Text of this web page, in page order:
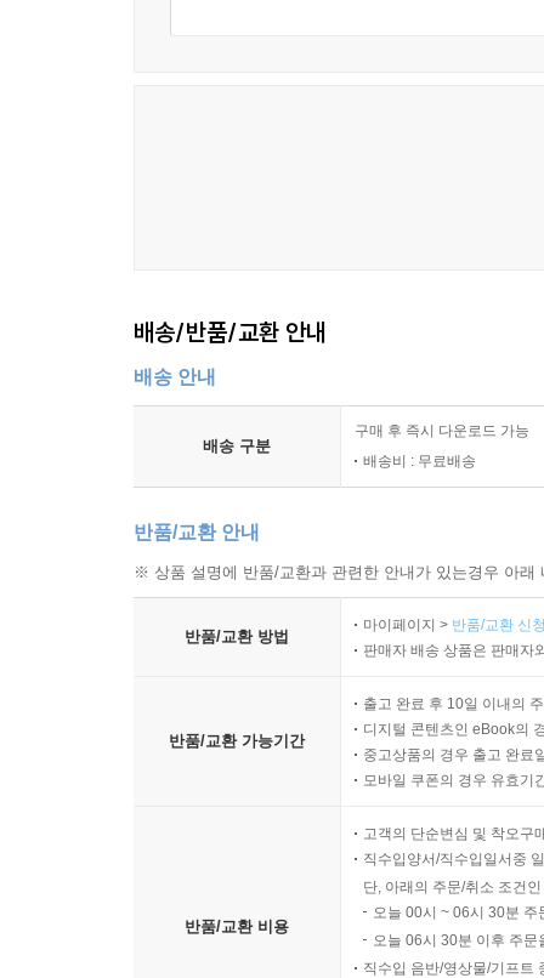
배송/반품/교환 안내
배송 안내
배송 구분
구매 후 즉시 다운로드 가능
배송비 : 무료배송
반품/교환 안내
※ 상품 설명에 반품/교환과 관련한 안내가 있는경우 아
반품/교환 방법
마이페이지 > 반품/교환 신
판매자 배송 상품은 판매자
반품/교환 가능기간
출고 완료 후 10일 이내의
디지털 콘텐츠인 eBook의
중고상품의 경우 출고 완료
모바일 쿠폰의 경우 유효기
반품/교환 비용
고객의 단순변심 및 착오구
직수입양서/직수입일서중
단, 아래의 주문/취소 조건
오늘 00시 ~ 06시 30분
오늘 06시 30분 이후 주
직수입 음반/영상물/기프트